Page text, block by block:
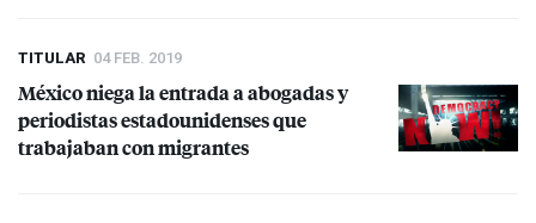
TITULAR 04 FEB. 2019
México niega la entrada a abogadas y
periodistas estadounidenses que
trabajaban con migrantes